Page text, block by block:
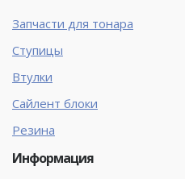
Запчасти для тонара
Ступицы
Втулки
Сайлент блоки
Резина
Информация